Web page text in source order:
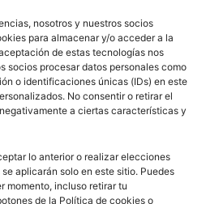
nosotros y nuestros socios
para almacenar y/o acceder a la
de estas tecnologías nos
socios procesar datos personales como
o identificaciones únicas (IDs) en este
No consentir o retirar el
a ciertas características y
lo anterior o realizar elecciones
aplicarán solo en este sitio. Puedes
momento, incluso retirar tu
de la Política de cookies o